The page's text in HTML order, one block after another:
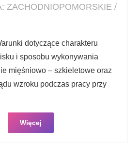
ZACHODNIOPOMORSKIE /
dotyczące charakteru
i sposobu wykonywania
mięśniowo – szkieletowe oraz
wzroku podczas pracy przy
Więcej